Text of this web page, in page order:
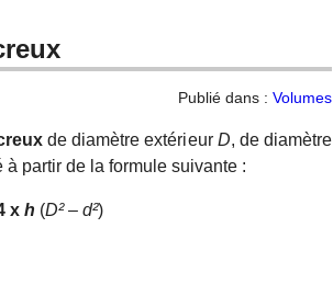
Publié dans : Volumes
de diamètre extérieur D, de diamètre
à partir de la formule suivante :
x h (D²– d²)